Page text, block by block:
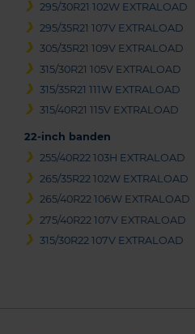
295/30R21 102W EXTRALOAD
295/35R21 107V EXTRALOAD
305/35R21 109V EXTRALOAD
315/30R21 105V EXTRALOAD
315/35R21 111W EXTRALOAD
315/40R21 115V EXTRALOAD
22-inch banden
255/40R22 103H EXTRALOAD
265/35R22 102W EXTRALOAD
265/40R22 106W EXTRALOAD
275/40R22 107V EXTRALOAD
315/30R22 107V EXTRALOAD